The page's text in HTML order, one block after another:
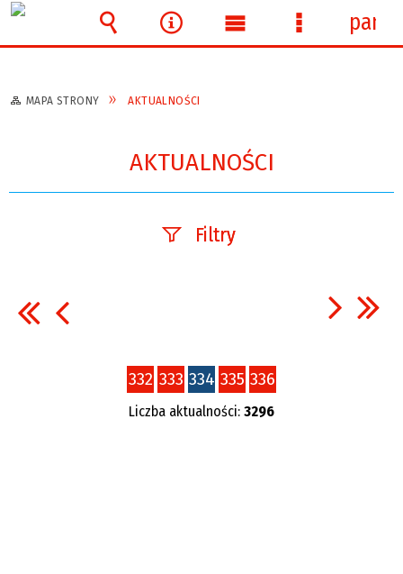
MAPA STRONY AKTUALNOŚCI
AKTUALNOŚCI
Filtry
—
332 333 334 335 336
Liczba aktualności: 3296
Wyszukiwarka
NarzędziaMenu Menu
panel